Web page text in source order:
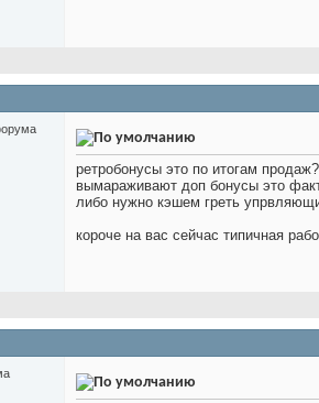
ретробонусы это по итогам
вымараживают доп бонусы это
либо нужно кэшем греть
короче на вас сейчас типичная